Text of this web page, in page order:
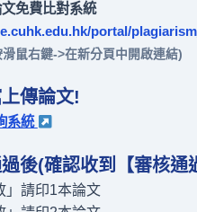
免費比對系統
portal/
鼠右鍵->在新分頁中開啟連結)
傳論文!
系統
後(確認收到【審核
」請印1本論文